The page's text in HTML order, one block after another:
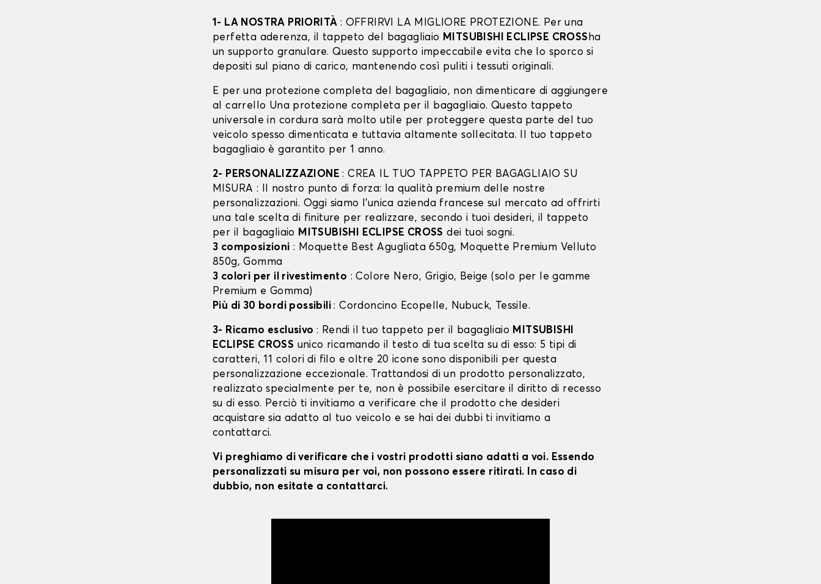
1- LA NOSTRA PRIORITÀ : OFFRIRVI LA MIGLIORE PROTEZIONE. Per una
perfetta aderenza, il tappeto del bagagliaio MITSUBISHI ECLIPSE CROSSha
un supporto granulare. Questo supporto impeccabile evita che lo sporco si
depositi sul piano di carico, mantenendo così puliti i tessuti originali.
E per una protezione completa del bagagliaio, non dimenticare di aggiungere
al carrello Una protezione completa per il bagagliaio. Questo tappeto
universale in cordura sarà molto utile per proteggere questa parte del tuo
veicolo spesso dimenticata e tuttavia altamente sollecitata. Il tuo tappeto
bagagliaio è garantito per 1 anno.
2- PERSONALIZZAZIONE: CREA IL TUO TAPPETO PER BAGAGLIAIO SU
MISURA : Il nostro punto di forza: la qualità premium delle nostre
personalizzazioni. Oggi siamo l’unica azienda francese sul mercato ad offrirti
una tale scelta di finiture per realizzare, secondo i tuoi desideri, il tappeto
per il bagagliaio MITSUBISHI ECLIPSE CROSS dei tuoi sogni.
3 composizioni : Moquette Best Agugliata 650g, Moquette Premium Velluto
850g, Gomma
3 colori per il rivestimento : Colore Nero, Grigio, Beige (solo per le gamme
Premium e Gomma)
Più di 30 bordi possibili: Cordoncino Ecopelle, Nubuck, Tessile.
3- Ricamo esclusivo : Rendi il tuo tappeto per il bagagliaio MITSUBISHI
ECLIPSE CROSS unico ricamando il testo di tua scelta su di esso: 5 tipi di
caratteri, 11 colori di filo e oltre 20 icone sono disponibili per questa
personalizzazione eccezionale. Trattandosi di un prodotto personalizzato,
realizzato specialmente per te, non è possibile esercitare il diritto di recesso
su di esso. Perciò ti invitiamo a verificare che il prodotto che desideri
acquistare sia adatto al tuo veicolo e se hai dei dubbi ti invitiamo a
contattarci.
Vi preghiamo di verificare che i vostri prodotti siano adatti a voi. Essendo
personalizzati su misura per voi, non possono essere ritirati. In caso di
dubbio, non esitate a contattarci.